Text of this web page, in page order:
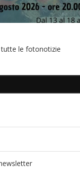
tutte le fotonotizie